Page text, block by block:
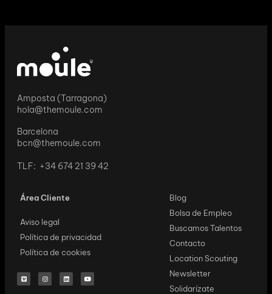
Amposta (Tarragona)
hola@themoule.com
Barcelona
bcn@themoule.com
TLF: +34 674 21 39 42
Área Cliente
Aviso legal
Política de privacidad
Política de cookies
Blog
Bolsa de Empleo
Buscamos Talentos
Contacto
Location Scouting
Newsletter
Solidarízate